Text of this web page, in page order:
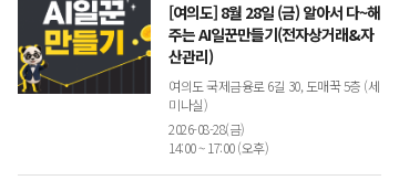
[여의도] 8월 28일 (금) 알아서 다~해
주는 AI일꾼만들기(전자상거래&자
산관리)
여의도 국제금융로 6길 30, 도매꾹 5층 (세
미나실)
2026-08-28(금)
14:00 ~ 17:00 (오후)